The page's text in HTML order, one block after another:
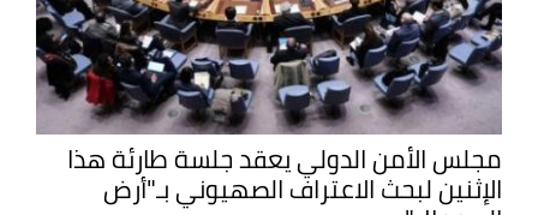
مجلس الأمن الدولي يعقد جلسة طارئة هذا
الإثنين لبحث الاعتراف الصهيوني بـ"أرض